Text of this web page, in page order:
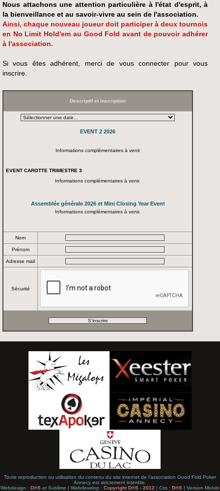
Nous attachons une attention particulière à l'état d'esprit, à
la bienveillance et au savoir-vivre au sein de l'association.
Ainsi, chaque nouveau joueur doit participer à deux tournois
en No Limit Hold'em au Good Fold avant de pouvoir adhérer
à l'association.
Si vous êtes adhérent, merci de vous connecter pour vous
inscrire.
Descriptif et inscription
EVENT 2 2026
Informations complémentaires à venir
EVENT CAROTTE TRIMESTRE 3
Informations complémentaires à venir.
Assemblée générale 2026 et Mini Closing Year Event
Informations complémentaires à venir.
Nom
Prénom
Adresse mail
Sécurité
Toute reproduction ou utilisation du contenu du site internet de l'association Good Fold Poker
Annecy est strictement interdite.
Webdesign : D®S et Sublime | Webdevelop : Copyright D®S - 2012 | Css : D®S | Version Mobile